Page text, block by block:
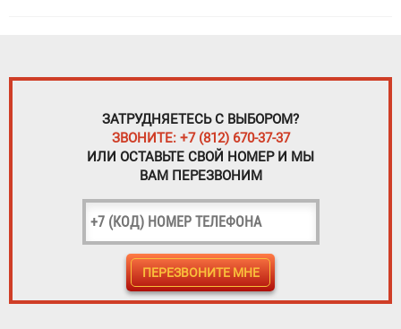
ЗАТРУДНЯЕТЕСЬ С ВЫБОРОМ?
ЗВОНИТЕ: +7 (812) 670-37-37
ИЛИ ОСТАВЬТЕ СВОЙ НОМЕР И МЫ
ВАМ ПЕРЕЗВОНИМ